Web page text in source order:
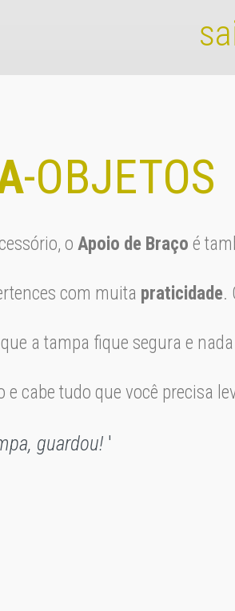
-OBJETOS
o Apoio de Braço é
com muita praticidade.
a tampa fique segura e
e cabe tudo que você precisa
guardou! '